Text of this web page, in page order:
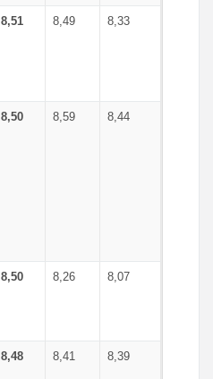
8,51 8,49 8,33
8,50 8,59 8,44
8,50 8,26 8,07
8,48 8,41 8,39